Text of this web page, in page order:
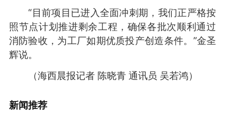
“目前项目已进入全面冲刺期，我们正严格按
照节点计划推进剩余工程，确保各批次顺利通过
消防验收，为工厂如期优质投产创造条件。”金圣
辉说。
（海西晨报记者 陈晓青 通讯员 吴若鸿）
新闻推荐